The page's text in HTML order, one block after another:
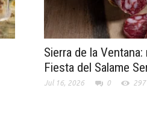
Sierra de la
Fiesta del Salame
Jul 16, 2026 0 297